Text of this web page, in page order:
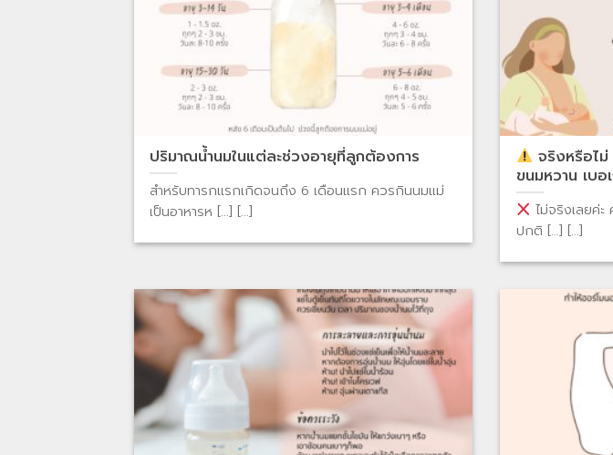
ปริมาณน้ำนมในแต่ละช่วงอายุที่ลูกต้องการ
สำหรับทารกแรกเกิดจนถึง 6 เดือนแรก ควรกินนมแม่
เป็นอาหารห [...] [...]
จริงหรือไ
ขนมหวาน เบอ
ไม่จริงเลยค่
ปกติ [...] [...]